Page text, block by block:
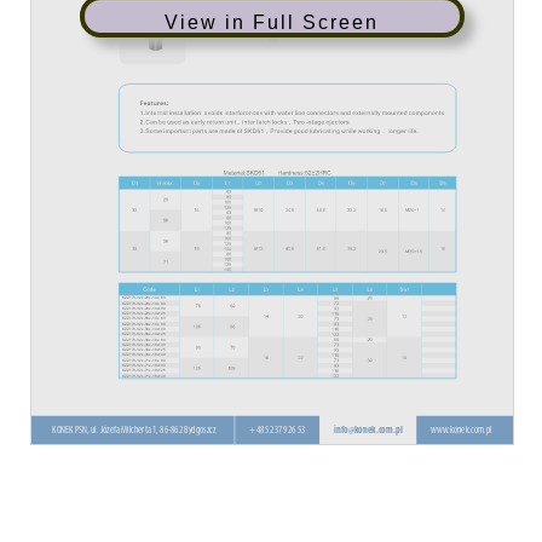
View in Full Screen